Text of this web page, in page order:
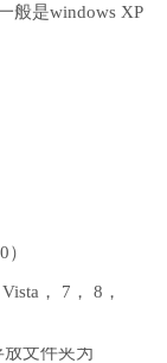
般是windows XP
， 7， 8，
文件夹为